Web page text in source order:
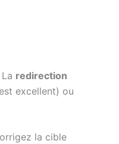
redirection
est excellent) ou
la cible